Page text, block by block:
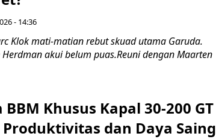
- 14:36
Klok mati-matian rebut skuad utama Garuda.
akui belum puas.Reuni dengan Maarten
Khusus Kapal 30-200 GT
Produktivitas dan Daya Saing